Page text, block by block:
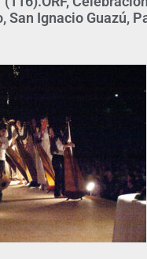
San Ignacio Guazú,